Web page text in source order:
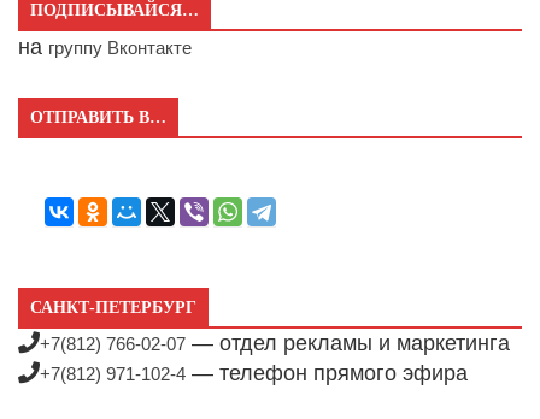
ПОДПИСЫВАЙСЯ…
на группу Вконтакте
ОТПРАВИТЬ В…
САНКТ-ПЕТЕРБУРГ
+7(812) 766-02-07 — отдел рекламы и маркетинга
+7(812) 971-102-4 — телефон прямого эфира